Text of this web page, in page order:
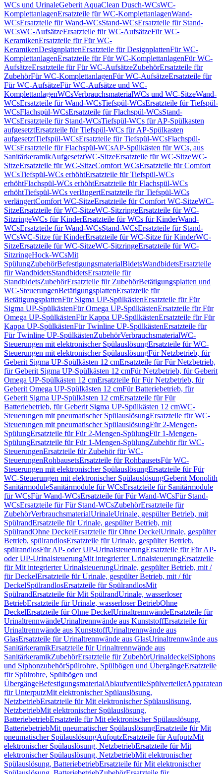
WCs und UrinaleGeberit AquaClean Dusch-WCsWC-
KomplettanlagenErsatzteile für WC-KomplettanlagenWand-
WCsErsatzteile für Wand-WCsStand-WCsErsatzteile für Stand-
WCsWC-AufsätzeErsatzteile für WC-AufsätzeFür WC-
KeramikenErsatzteile für Für WC-
KeramikenDesignplattenErsatzteile für DesignplattenFür WC-
KomplettanlagenErsatzteile für Für WC-KomplettanlagenFür WC-
AufsätzeErsatzteile für Für WC-AufsätzeZubehörErsatzteile für
ZubehörFür WC-KomplettanlagenFür WC-AufsätzeErsatzteile für
Für WC-AufsätzeFür WC-Aufsätze und WC-
KomplettanlagenWCsVerbrauchsmaterialWCs und WC-SitzeWand-
WCsErsatzteile für Wand-WCsTiefspül-WCsErsatzteile für Tiefspül-
WCsFlachspül-WCsErsatzteile für Flachspül-WCsStand-
WCsErsatzteile für Stand-WCsTiefspül-WCs für AP-Spülkasten
aufgesetztErsatzteile für Tiefspül-WCs für AP-Spülkasten
aufgesetztTiefspül-WCsErsatzteile für Tiefspül-WCsFlachspül-
WCsErsatzteile für Flachspül-WCsAP-Spülkästen für WCs, aus
SanitärkeramikAufgesetztWC-SitzeErsatzteile für WC-SitzeWC-
SitzeErsatzteile für WC-SitzeComfort WCsErsatzteile für Comfort
WCsTiefspül-WCs erhöhtErsatzteile für Tiefspül-WCs
erhöhtFlachspül-WCs erhöhtErsatzteile für Flachspül-WCs
erhöhtTiefspül-WCs verlängertErsatzteile für Tiefspül-WCs
verlängertComfort WC-SitzeErsatzteile für Comfort WC-SitzeWC-
SitzeErsatzteile für WC-SitzeWC-SitzringeErsatzteile für WC-
SitzringeWCs für KinderErsatzteile für WCs für KinderWand-
WCsErsatzteile für Wand-WCsStand-WCsErsatzteile für Stand-
WCsWC-Sitze für KinderErsatzteile für WC-Sitze für KinderWC-
SitzeErsatzteile für WC-SitzeWC-SitzringeErsatzteile für WC-
SitzringeHock-WCsMit
SpülungZubehörBefestigungsmaterialBidetsWandbidetsErsatzteile
für WandbidetsStandbidetsErsatzteile für
StandbidetsZubehörErsatzteile für ZubehörBetätigungsplatten und
WC-SteuerungenBetätigungsplattenErsatzteile für
BetätigungsplattenFür Sigma UP-SpülkästenErsatzteile für Für
Sigma UP-SpülkästenFür Omega UP-SpülkästenErsatzteile für Für
Omega UP-SpülkästenFür Kappa UP-SpülkästenErsatzteile für Für
Kappa UP-SpülkästenFür Twinline UP-SpülkästenErsatzteile für
Für Twinline UP-SpülkästenZubehörVerbrauchsmaterialWC-
Steuerungen mit elektronischer SpülauslösungErsatzteile für WC-
Steuerungen mit elektronischer SpülauslösungFür Netzbetrieb, für
Geberit Sigma UP-Spülkästen 12 cmErsatzteile für Für Netzbetrieb,
für Geberit Sigma UP-Spülkästen 12 cmFür Netzbetrieb, für Geberit
Omega UP-Spülkästen 12 cmErsatzteile für Für Netzbetrieb, für
Geberit Omega UP-Spülkästen 12 cmFür Batteriebetrieb, für
Geberit Sigma UP-Spülkästen 12 cmErsatzteile für Für
Batteriebetrieb, für Geberit Sigma UP-Spülkästen 12 cmWC-
Steuerungen mit pneumatischer SpülauslösungErsatzteile für WC-
Steuerungen mit pneumatischer SpülauslösungFür 2-Mengen-
SpülungErsatzteile für Für 2-Mengen-SpülungFür 1-Mengen-
SpülungErsatzteile für Für 1-Mengen-SpülungZubehör für WC-
SteuerungenErsatzteile für Zubehör für WC-
SteuerungenRohbausetsErsatzteile für RohbausetsFür WC-
Steuerungen mit elektronischer SpülauslösungErsatzteile für Für
WC-Steuerungen mit elektronischer SpülauslösungGeberit Monolith
SanitärmoduleSanitärmodule für WCsErsatzteile für Sanitärmodule
für WCsFür Wand-WCsErsatzteile für Für Wand-WCsFür Stand-
WCsErsatzteile für Für Stand-WCsZubehörErsatzteile für
ZubehörVerbrauchsmaterialUrinaleUrinale, gespülter Betrieb, mit
SpülrandErsatzteile für Urinale, gespülter Betrieb, mit
SpülrandOhne DeckelErsatzteile für Ohne DeckelUrinale, gespülter
Betrieb, spülrandlosErsatzteile für Urinale, gespülter Betrieb,
spülrandlosFür AP- oder UP-UrinalsteuerungErsatzteile für Für AP-
oder UP-UrinalsteuerungMit integrierter UrinalsteuerungErsatzteile
für Mit integrierter UrinalsteuerungUrinale, gespülter Betrieb, mit /
für DeckelErsatzteile für Urinale, gespülter Betrieb, mit / für
DeckelSpülrandlosErsatzteile für SpülrandlosMit
SpülrandErsatzteile für Mit SpülrandUrinale, wasserloser
BetriebErsatzteile für Urinale, wasserloser BetriebOhne
DeckelErsatzteile für Ohne DeckelUrinaltrennwändeErsatzteile für
UrinaltrennwändeUrinaltrennwände aus KunststoffErsatzteile für
Urinaltrennwände aus KunststoffUrinaltrennwände aus
GlasErsatzteile für Urinaltrennwände aus GlasUrinaltrennwände aus
SanitärkeramikErsatzteile für Urinaltrennwände aus
SanitärkeramikZubehörErsatzteile für ZubehörUrinaldeckelSiphons
und SiphonzubehörSpülrohre, Spülbögen und ÜbergängeErsatzteile
für Spülrohre, Spülbögen und
ÜbergängeBefestigungsmaterialAblaufventileSpülverteiler
für UnterputzMit elektronischer Spülauslösung,
NetzbetriebErsatzteile für Mit elektronischer Spülauslösung,
NetzbetriebMit elektronischer Spülauslösung,
BatteriebetriebErsatzteile für Mit elektronischer Spülauslösung,
BatteriebetriebMit pneumatischer SpülauslösungErsatzteile für Mit
pneumatischer SpülauslösungAufputzErsatzteile für AufputzMit
elektronischer Spülauslösung, NetzbetriebErsatzteile für Mit
elektronischer Spülauslösung, NetzbetriebMit elektronischer
Spülauslösung, BatteriebetriebErsatzteile für Mit elektronischer